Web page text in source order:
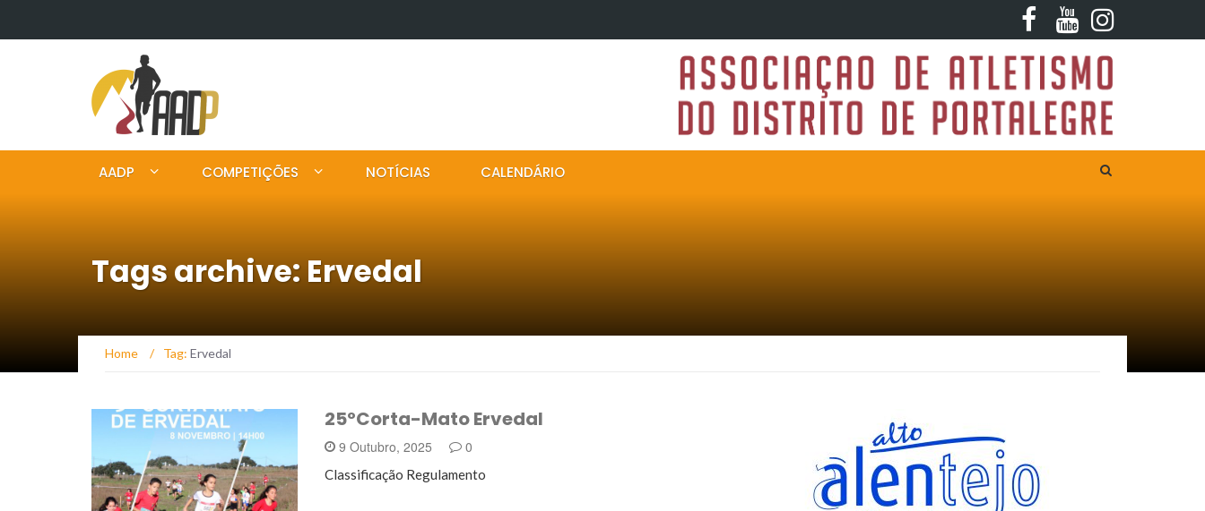
AADP COMPETIÇÕES NOTÍCIAS CALENDÁRIO
Tags archive: Ervedal
Home / Tag: Ervedal
25ºCorta-Mato Ervedal
9 Outubro, 2025 0
Classificação Regulamento